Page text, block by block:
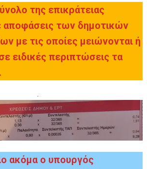
της επικράτειας
των δημοτικών
με τις οποίες μειώνονται ή
ειδικές περιπτώσεις τα
.
ακόμα ο υπουργός